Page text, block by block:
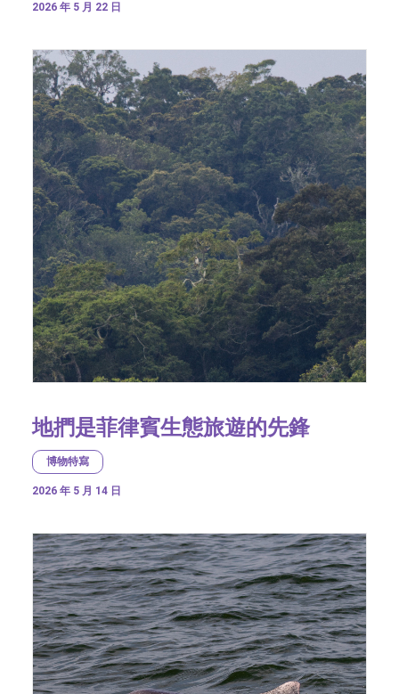
2026 年 5 月 22 日
地捫是菲律賓生態旅遊的先鋒
博物特寫
2026 年 5 月 14 日